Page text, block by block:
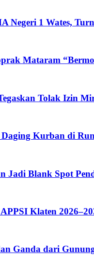
Negeri 1 Wates,
Mataram
Tolak Izin
Kurban di
Jadi Blank Spot
Klaten
Ganda dari